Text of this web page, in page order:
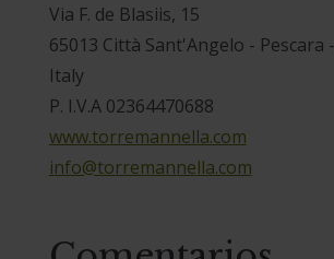
Via F. de Blasiis, 15
65013 Città Sant'Angelo - Pescara
Italy
P. I.V.A 02364470688
www.torremannella.com
info@torremannella.com